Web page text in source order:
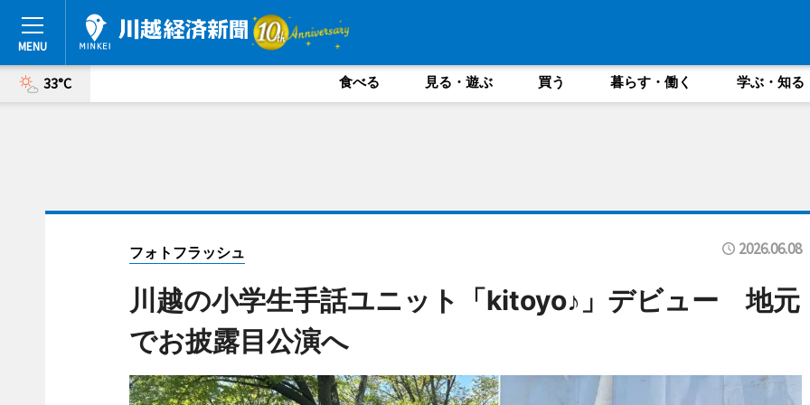
33°C 食べる 見る・遊ぶ 買う 暮らす・働く 学ぶ・知る
フォトフラッシュ 2026.06.08
川越の小学生手話ユニット「kitoyo♪」デビュー 地元
でお披露目公演へ